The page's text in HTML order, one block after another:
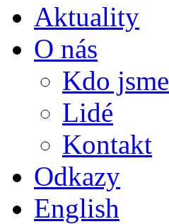
Aktuality
O nás
Kdo jsme
Lidé
Kontakt
Odkazy
English